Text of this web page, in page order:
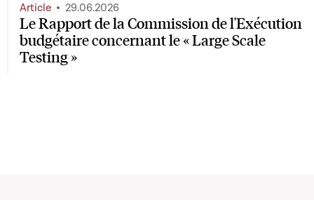
Le Rapport de la Commission de l'Exécution
budgétaire concernant le « Large Scale
Testing »
Article 29.06.2026